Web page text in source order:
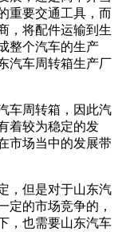
重要交通工具，而
，将配件运输到生
整个汽车的生产
汽车周转箱生产厂
周转箱，因此汽
着较为稳定的发
市场当中的发展带
但是对于山东汽
定的市场竞争的，
，也需要山东汽车